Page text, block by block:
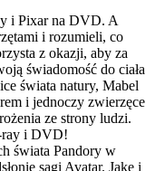
i Pixar na DVD. A
i rozumieli, co
z okazji, aby za
świadomość do ciała
świata natury, Mabel
i jednoczy zwierzęce
ze strony ludzi.
ray i DVD!
świata Pandory w
sagi Avatar. Jake i